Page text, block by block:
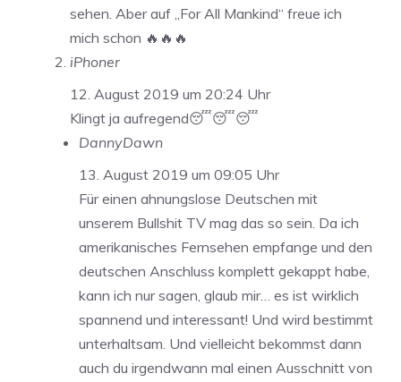
sehen. Aber auf „For All Mankind“ freue ich
mich schon 🔥🔥🔥
iPhoner
12. August 2019 um 20:24 Uhr
Klingt ja aufregend😴😴😴
DannyDawn
13. August 2019 um 09:05 Uhr
Für einen ahnungslose Deutschen mit
unserem Bullshit TV mag das so sein. Da ich
amerikanisches Fernsehen empfange und den
deutschen Anschluss komplett gekappt habe,
kann ich nur sagen, glaub mir… es ist wirklich
spannend und interessant! Und wird bestimmt
unterhaltsam. Und vielleicht bekommst dann
auch du irgendwann mal einen Ausschnitt von